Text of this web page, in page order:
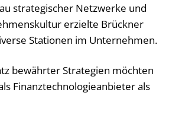
strategischer Netzwerke und
erzielte Brückner
Stationen im Unternehmen.
bewährter Strategien möchten
Finanztechnologieanbieter als